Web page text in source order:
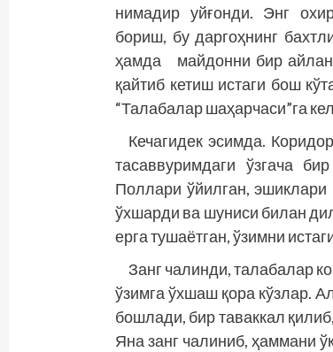
нимадир уйғонди. Энг
бориш, бу даргоҳнинг
ҳамда майдонни бир
қайтиб кетиш истаги бош
“Талабалар шаҳарчаси”га
Кечагидек эсимда.
тасаввуримдаги ўзгача
Поллари ўйилган, эшиклари
ўхшарди ва шуниси билан
ерга тушаётган, ўзимни
Занг чалинди, талабалар
ўзимга ўхшаш қора кўзлар.
бошлади, бир таваккал
Яна занг чалиниб, ҳаммани